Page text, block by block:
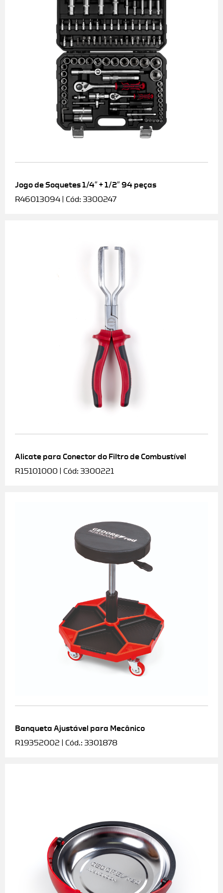
Jogo de Soquetes 1/4″ + 1/2″ 94 peças
R46013094 | Cód: 3300247
Alicate para Conector do Filtro de Combustível
R15101000 | Cód: 3300221
Banqueta Ajustável para Mecânico
R19352002 | Cód.: 3301878